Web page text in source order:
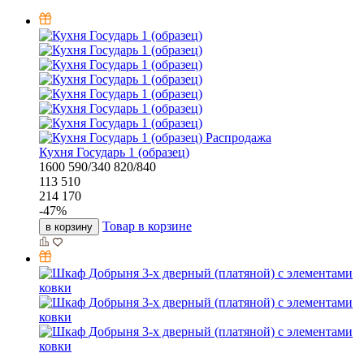
Распродажа
Кухня Государь 1 (образец)
1600 590/340 820/840
113 510
214 170
-47%
в корзину Товар в корзине